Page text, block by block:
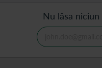
Nu lăsa niciun